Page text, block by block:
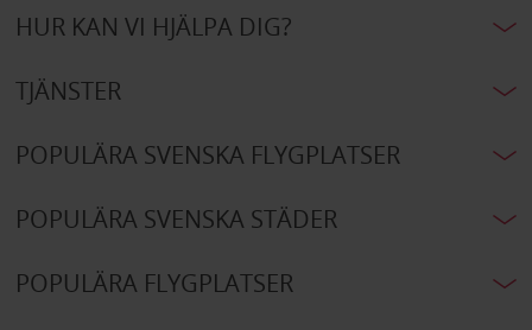
HUR KAN VI HJÄLPA DIG?
TJÄNSTER
POPULÄRA SVENSKA FLYGPLATSER
POPULÄRA SVENSKA STÄDER
POPULÄRA FLYGPLATSER